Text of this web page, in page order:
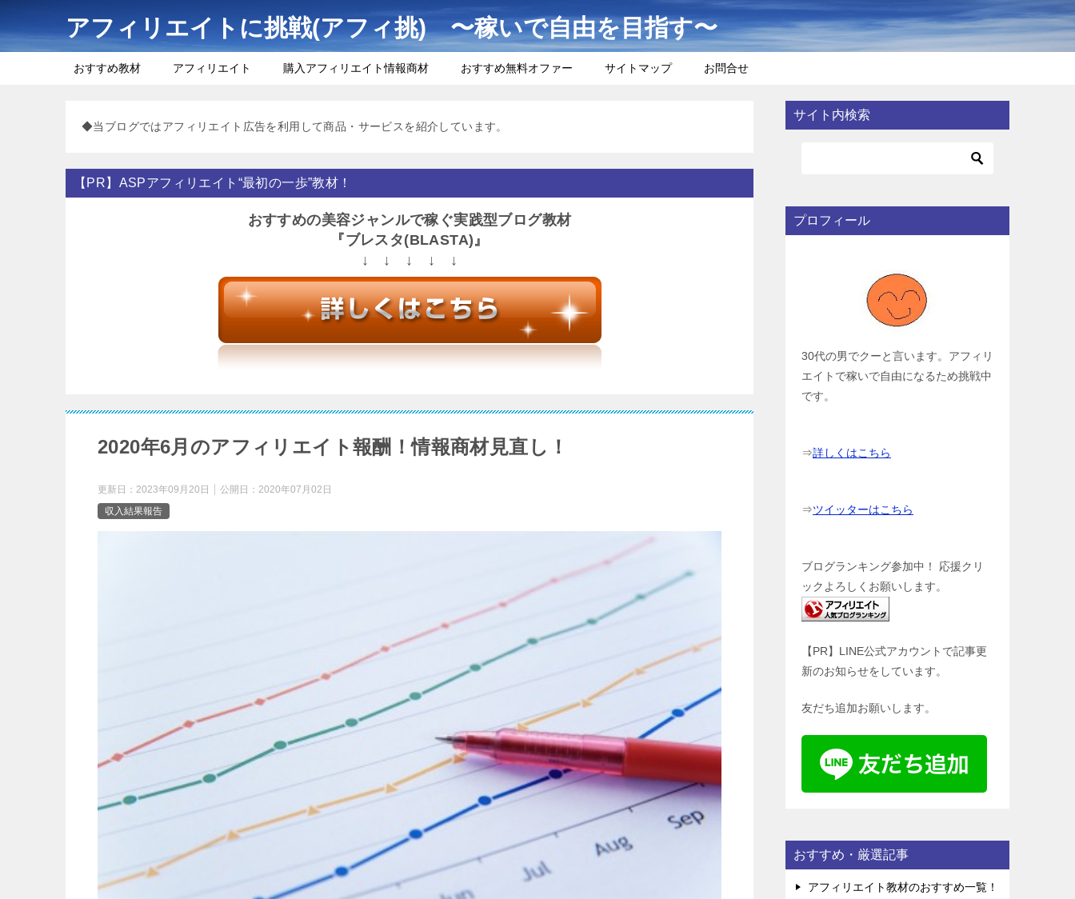
アフィリエイトに挑戦(アフィ挑) 〜稼いで自由を目指す〜
おすすめ教材 アフィリエイト 購入アフィリエイト情報商材 おすすめ無料オファー サイトマップ お問合せ
◆当ブログではアフィリエイト広告を利用して商品・サービスを紹介しています。
【PR】ASPアフィリエイト“最初の一歩”教材！
おすすめの美容ジャンルで稼ぐ実践型ブログ教材
『ブレスタ(BLASTA)』
↓ ↓ ↓ ↓ ↓
2020年6月のアフィリエイト報酬！情報商材見直し！
更新日： 2023年09月20日 公開日： 2020年07月02日
収入結果報告
サイト内検索
プロフィール
30代の男でクーと言います。アフィリ
エイトで稼いで自由になるため挑戦中
です。
⇒詳しくはこちら
⇒ツイッターはこちら
ブログランキング参加中！ 応援クリ
ックよろしくお願いします。
【PR】LINE公式アカウントで記事更
新のお知らせをしています。
友だち追加お願いします。
おすすめ・厳選記事
アフィリエイト教材のおすすめ一覧！